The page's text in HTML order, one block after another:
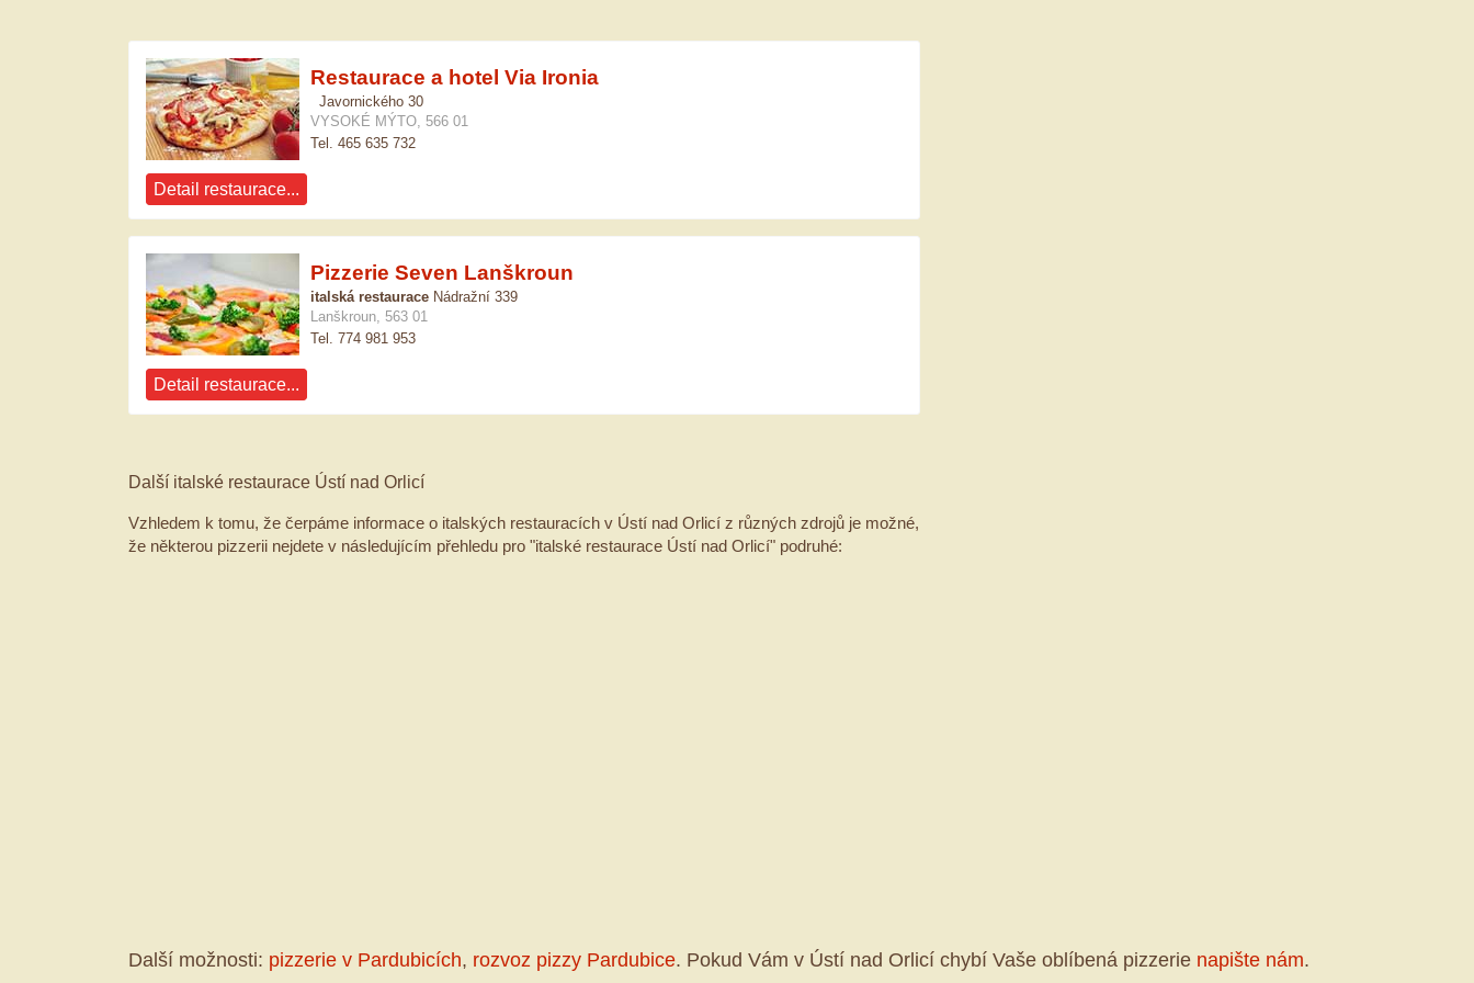
Restaurace a hotel Via Ironia
Javornického 30
VYSOKÉ MÝTO, 566 01
Tel. 465 635 732
Detail restaurace...
Pizzerie Seven Lanškroun
italská restaurace Nádražní 339
Lanškroun, 563 01
Tel. 774 981 953
Detail restaurace...
Další italské restaurace Ústí nad Orlicí
Vzhledem k tomu, že čerpáme informace o italských restauracích v Ústí nad Orlicí z různých zdrojů je možné,
že některou pizzerii nejdete v následujícím přehledu pro "italské restaurace Ústí nad Orlicí" podruhé:
Další možnosti: pizzerie v Pardubicích, rozvoz pizzy Pardubice. Pokud Vám v Ústí nad Orlicí chybí Vaše oblíbená pizzerie napište nám.